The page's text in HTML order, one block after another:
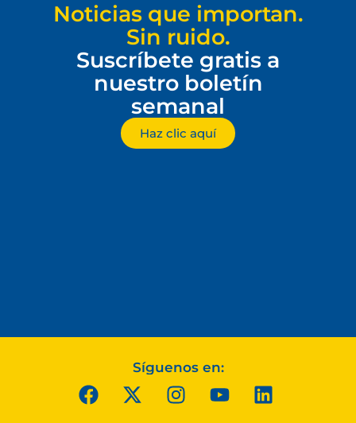
Noticias que importan.
Sin ruido.
Suscríbete gratis a
nuestro boletín
semanal
Haz clic aquí
Síguenos en: